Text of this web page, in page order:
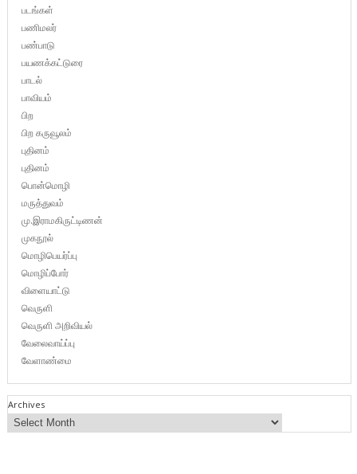
படங்கள்
பணிமலர்
பண்பாடு
பயணக்கட்டுரை
பாடல்
பாவியம்
பிற
பிற கருவூலம்
புதினம்
புதினம்
பொன்மொழி
மருத்துவம்
மு.இராமகிருட்டிணன்
முகநூல்
மொழிபெயர்ப்பு
மொழிப்போர்
விளையாட்டு
வெருளி
வெருளி அறிவியல்
வேலைவாய்ப்பு
வேளாண்மை
Archives